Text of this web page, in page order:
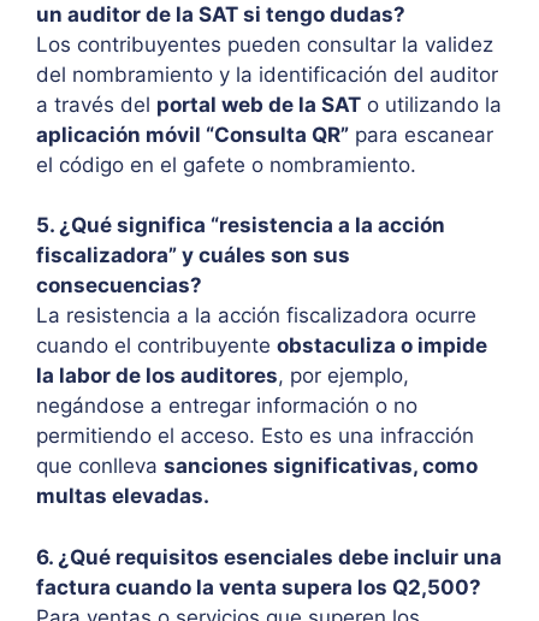
un auditor de la SAT si tengo dudas?
Los contribuyentes pueden consultar la validez
del nombramiento y la identificación del auditor
a través del portal web de la SAT o utilizando la
aplicación móvil “Consulta QR” para escanear
el código en el gafete o nombramiento.
5. ¿Qué significa “resistencia a la acción
fiscalizadora” y cuáles son sus
consecuencias?
La resistencia a la acción fiscalizadora ocurre
cuando el contribuyente obstaculiza o impide
la labor de los auditores, por ejemplo,
negándose a entregar información o no
permitiendo el acceso. Esto es una infracción
que conlleva sanciones significativas, como
multas elevadas.
6. ¿Qué requisitos esenciales debe incluir una
factura cuando la venta supera los Q2,500?